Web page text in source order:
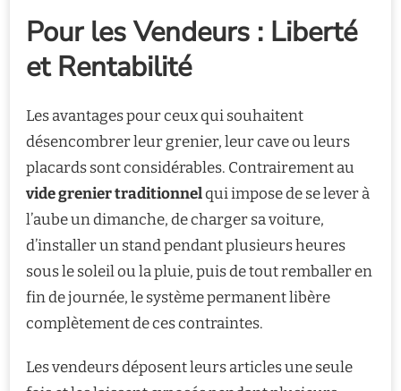
Pour les Vendeurs : Liberté
et Rentabilité
Les avantages pour ceux qui souhaitent
désencombrer leur grenier, leur cave ou leurs
placards sont considérables. Contrairement au
vide grenier traditionnelqui impose de se lever à
l’aube un dimanche, de charger sa voiture,
d’installer un stand pendant plusieurs heures
sous le soleil ou la pluie, puis de tout remballer en
fin de journée, le système permanent libère
complètement de ces contraintes.
Les vendeurs déposent leurs articles une seule